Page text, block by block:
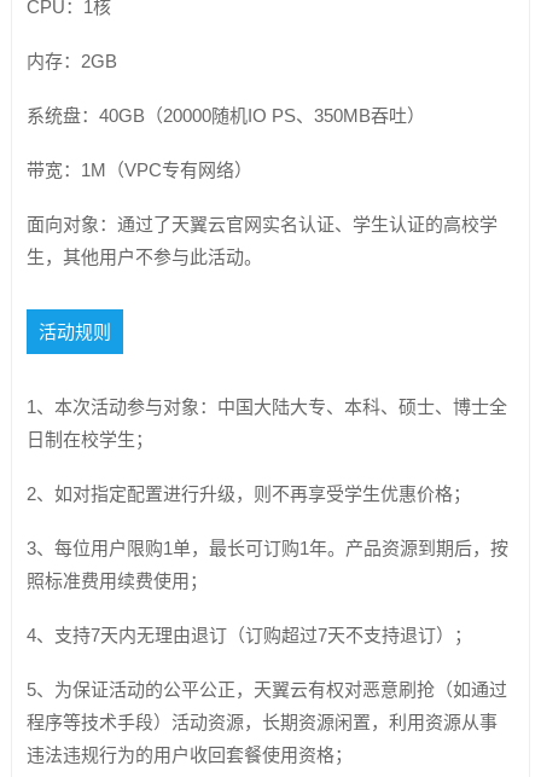
CPU：1核
内存：2GB
系统盘：40GB（20000随机IO PS、350MB吞吐）
带宽：1M（VPC专有网络）
面向对象：通过了天翼云官网实名认证、学生认证的高校学
生，其他用户不参与此活动。
活动规则
1、本次活动参与对象：中国大陆大专、本科、硕士、博士全
日制在校学生；
2、如对指定配置进行升级，则不再享受学生优惠价格；
3、每位用户限购1单，最长可订购1年。产品资源到期后，按
照标准费用续费使用；
4、支持7天内无理由退订（订购超过7天不支持退订）；
5、为保证活动的公平公正，天翼云有权对恶意刷抢（如通过
程序等技术手段）活动资源，长期资源闲置，利用资源从事
违法违规行为的用户收回套餐使用资格；